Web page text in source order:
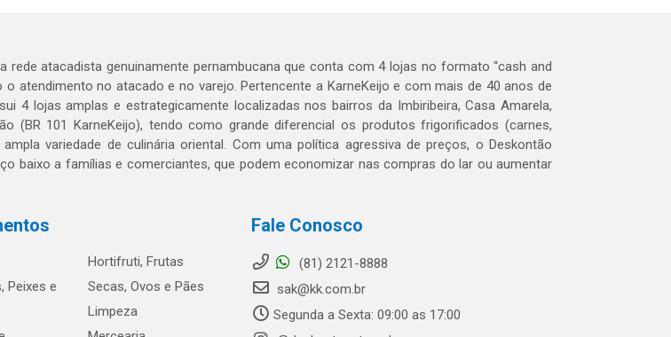
rede atacadista genuinamente pernambucana que conta com 4 lojas no formato “cash and
o atendimento no atacado e no varejo. Pertencente a KarneKeijo e com mais de 40 anos de
4 lojas amplas e estrategicamente localizadas nos bairros da Imbiribeira, Casa Amarela,
(BR 101 KarneKeijo), tendo como grande diferencial os produtos frigorificados (carnes,
variedade de culinária oriental. Com uma política agressiva de preços, o Deskontão
baixo a famílias e comerciantes, que podem economizar nas compras do lar ou aumentar
Peixes e
Hortifruti, Frutas
Secas, Ovos e Pães
Limpeza
Fale Conosco
(81) 2121-8888
sak@kk.com.br
Segunda a Sexta: 09:00 as 17:00